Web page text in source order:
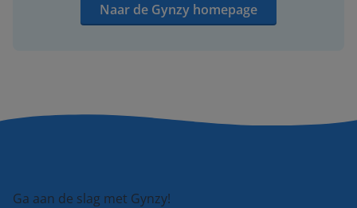
Naar de Gynzy homepage
Ga aan de slag met Gynzy!